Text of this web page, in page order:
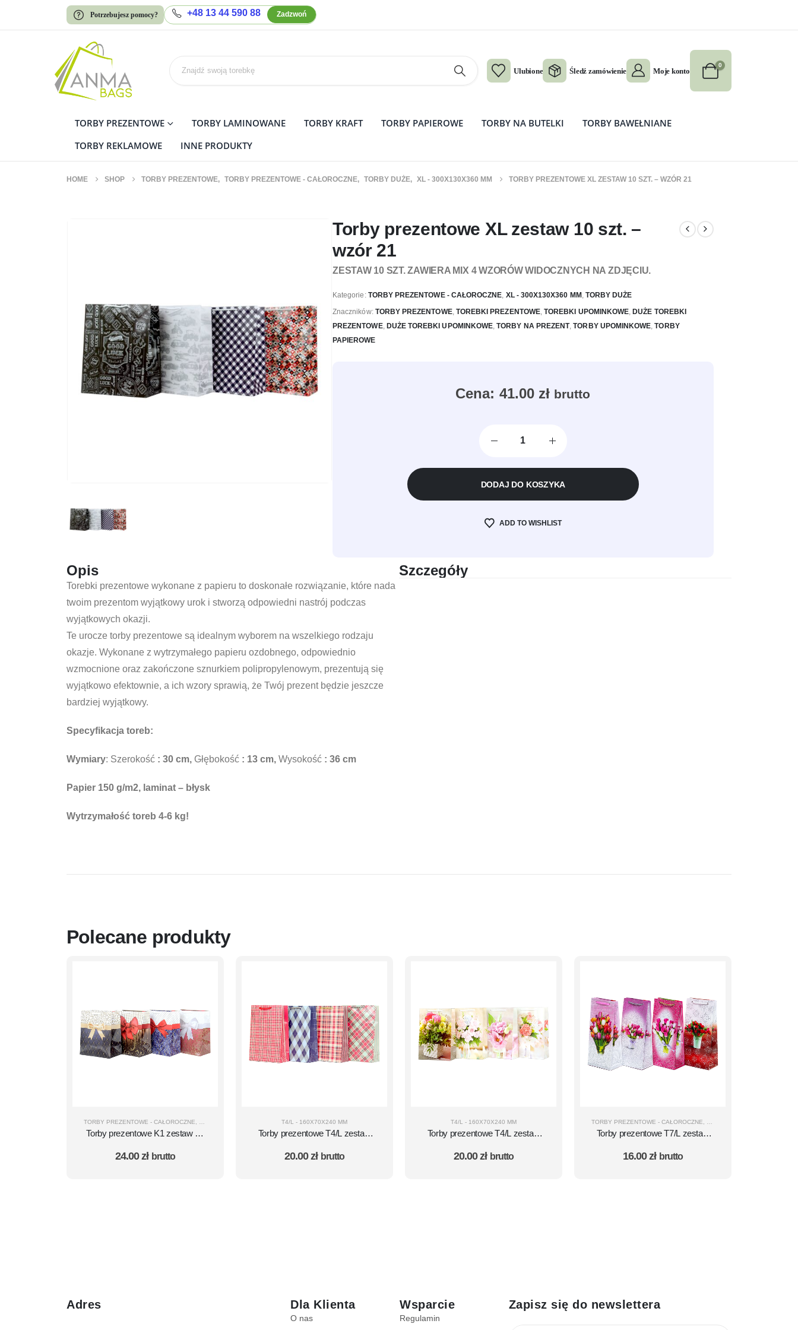
Potrzebujesz pomocy? +48 13 44 590 88 Zadzwoń
Ulubione Śledź zamówienie Moje konto
0
TORBY PREZENTOWE TORBY LAMINOWANE TORBY KRAFT TORBY PAPIEROWE TORBY NA BUTELKI
TORBY BAWEŁNIANE
TORBY REKLAMOWE
INNE PRODUKTY
HOME SHOP TORBY PREZENTOWE, TORBY PREZENTOWE - CAŁOROCZNE, TORBY DUŻE, XL - 300X130X360 MM TORBY PREZENTOWE XL ZESTAW 10 SZT. – WZÓR 21
Torby prezentowe XL zestaw 10 szt. –
wzór 21
ZESTAW 10 SZT. ZAWIERA MIX 4 WZORÓW WIDOCZNYCH NA ZDJĘCIU.
Kategorie: TORBY PREZENTOWE - CAŁOROCZNE XL - 300X130X360 MM, TORBY DUŻE
Znaczników: TORBY PREZENTOWE, TOREBKI PREZENTOWE,TOREBKI UPOMINKOWE ,DUŻE TOREBKI
PREZENTOWE, DUŻE TOREBKI UPOMINKOWE ,TORBY NA PREZENT,TORBY UPOMINKOWE ,TORBY
PAPIEROWE
41.00 zł brutto
DODAJ DO KOSZYKA
ADD TO WISHLIST
Opis
Torebki prezentowe wykonane z papieru to doskonałe rozwiązanie, które nada
twoim prezentom wyjątkowy urok i stworzą odpowiedni nastrój podczas
wyjątkowych okazji.
Te urocze torby prezentowe są idealnym wyborem na wszelkiego rodzaju
okazje. Wykonane z wytrzymałego papieru ozdobnego, odpowiednio
wzmocnione oraz zakończone sznurkiem polipropylenowym, prezentują się
wyjątkowo efektownie, a ich wzory sprawią, że Twój prezent będzie jeszcze
bardziej wyjątkowy.
Specyfikacja toreb:
Wymiary: Szerokość : 30 cm, Głębokość : 13 cm, Wysokość : 36 cm
Papier 150 g/m2, laminat – błysk
Wytrzymałość toreb 4-6 kg!
Szczegóły
Polecane produkty
TORBY PREZENTOWE - CAŁOROCZNE K1 - 200X110X240 MM
Torby prezentowe K1 zestaw 10
24.00zł brutto
T4/L - 160X70X240 MM
Torby prezentowe T4/L zestaw
20.00zł brutto
T4/L - 160X70X240 MM
Torby prezentowe T4/L zestaw
20.00zł brutto
TORBY PREZENTOWE - CAŁOROCZNE
Torby prezentowe T7/L zestaw
16.00zł brutto
Adres Dla Klienta
O nas
Wsparcie
Regulamin
Zapisz się do newslettera